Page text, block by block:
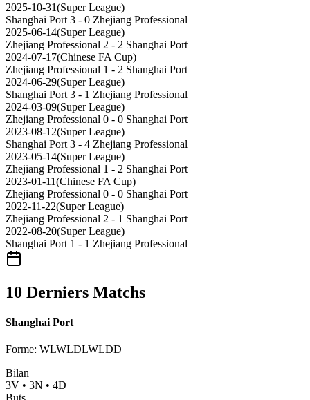
2025-10-31(Super League)
Shanghai Port 3 - 0 Zhejiang Professional
2025-06-14(Super League)
Zhejiang Professional 2 - 2 Shanghai Port
2024-07-17(Chinese FA Cup)
Zhejiang Professional 1 - 2 Shanghai Port
2024-06-29(Super League)
Shanghai Port 3 - 1 Zhejiang Professional
2024-03-09(Super League)
Zhejiang Professional 0 - 0 Shanghai Port
2023-08-12(Super League)
Shanghai Port 3 - 4 Zhejiang Professional
2023-05-14(Super League)
Zhejiang Professional 1 - 2 Shanghai Port
2023-01-11(Chinese FA Cup)
Zhejiang Professional 0 - 0 Shanghai Port
2022-11-22(Super League)
Zhejiang Professional 2 - 1 Shanghai Port
2022-08-20(Super League)
Shanghai Port 1 - 1 Zhejiang Professional
10 Derniers Matchs
Shanghai Port
Forme: WLWLDLWLDD
Bilan
3V • 3N • 4D
Buts